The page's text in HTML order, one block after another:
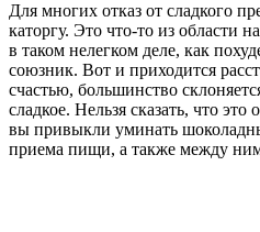
Для многих отказ от сладкого
каторгу. Это что-то из области
в таком нелегком деле, как
союзник. Вот и приходится
счастью, большинство
сладкое. Нельзя сказать, что
вы привыкли уминать
приема пищи, а также между